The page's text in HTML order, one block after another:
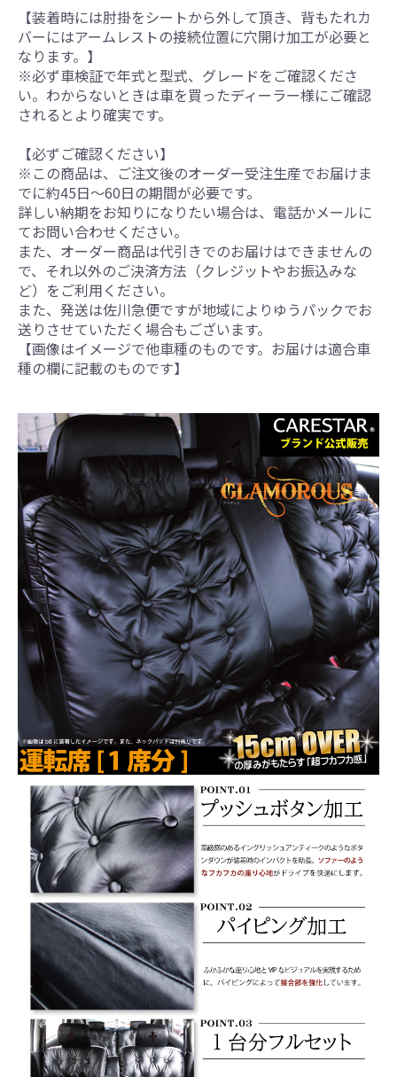
【装着時には肘掛をシートから外して頂き、背もたれカ
バーにはアームレストの接続位置に穴開け加工が必要と
なります。】
※必ず車検証で年式と型式、グレードをご確認くださ
い。わからないときは車を買ったディーラー様にご確認
されるとより確実です。
【必ずご確認ください】
※この商品は、ご注文後のオーダー受注生産でお届けま
でに約45日～60日の期間が必要です。
詳しい納期をお知りになりたい場合は、電話かメールに
てお問い合わせください。
また、オーダー商品は代引きでのお届けはできませんの
で、それ以外のご決済方法（クレジットやお振込みな
ど）をご利用ください。
また、発送は佐川急便ですが地域によりゆうパックでお
送りさせていただく場合もございます。
【画像はイメージで他車種のものです。お届けは適合車
種の欄に記載のものです】